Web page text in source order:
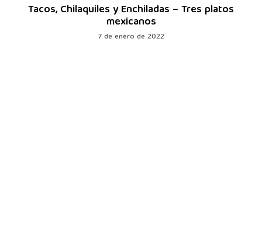
Tacos, Chilaquiles y Enchiladas – Tres platos
mexicanos
7 de enero de 2022